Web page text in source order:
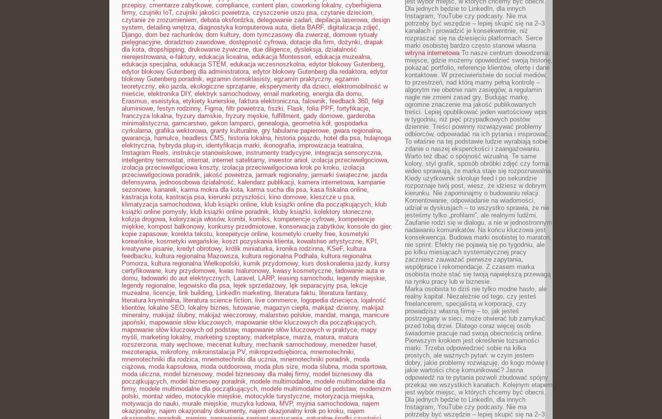
przepisy, cmentarze zabytkowe, compliance, content plan, coworking lokalny, cyberhigiena
firmy, czujniki IoT, czujniki jakości powietrza, czyszczenie uszu psa, czytanie dzieciom,
czytanie ze zrozumieniem, debata oksfordzka, delegowanie zadań, depilacja laserowa, design
system, detailing wnętrza, diagnostyka komputerowa auta, dieta BARF, digitalizacja zdjęć,
Django, dom bez rachunków, dom kultury, dom tymczasowy dla zwierząt, domowe rytuały
pielęgnacyjne, doradztwo zawodowe, dostępność cyfrowa, dotacje dla firm, dożynki, drapak
dla kota, dropshipping, drukowanie żywiczne, due diligence, dysleksja, działalność
nierejestrowana, e-faktury, edukacja licealna, edukacja Montessori, edukacja muzealna,
edukacja specjalna, edukacja STEM , edukacja wczesnoszkolna, edytor blokowy Gutenberg,
edytor blokowy Gutenberg dla administratora, edytor blokowy Gutenberg dla redaktora, edytor
blokowy Gutenberg poradnik, egzamin ósmoklasisty, egzamin praktyczny, egzamin
teoretyczny, eko jazda, ekologiczne sprzątanie, eksperymenty dla dzieci, elektromobilność w
mieście, elektronika DIY, elektryk samochodowy, email marketing, energia dla domu,
Erasmus, eseistyka, etykiety kurierskie, faktura elektroniczna, falownik, feedback 360, felgi
aluminiowe, festyn rodzinny, Figma, filtr powietrza, fiszki, Flask, folia PPF, fortyfikacje,
franczyza lokalna, fryzury damskie, fryzury męskie, fulfillment, gady domowe, garderoba
minimalistyczna, garncarstwo, gekon lamparci, genealogia, geometria kół, gospodarka
cyrkularna, grafika wektorowa, granty kulturalne, gry fabularne papierowe, gwara regionalna,
gwarancja, hamulce, headless CMS, historia lokalna, historia pojazdu, hotel dla psa, hulajnoga
elektryczna, hybryda plug-in, identyfikacja marki, ikonografia, improwizacja teatralna,
Instagram Reels, instrukcje stanowiskowe, instrumenty tradycyjne, integracja sensoryczna,
inteligentny termostat, internat, internet satelitarny, inwestor anioł, izolacja przeciwwilgociowa,
izolacja przeciwwilgociowa koszty, izolacja przeciwwilgociowa krok po kroku, izolacja
przeciwwilgociowa poradnik, jakość powietrza, jarmark regionalny, jarmarki świąteczne, jazda
defensywna, jednoosobowa działalność, kalendarz publikacji, kamera internetowa, kampanie
sezonowe, kanarek, karma mokra dla kota, karma sucha dla psa, kasa fiskalna online,
kastracja kota, kastracja psa, kierunki przyszłości, kino domowe, kleszcze u psa,
klimatyzacja samochodowa, klub książki online, klub książki online dla początkujących, klub
książki online pomysły, klub książki online poradnik, kluby książki, kolektory słoneczne,
kolizja drogowa, koloryzacja włosów, kombi, komiks, kompetencje cyfrowe, kompetencje
miękkie, kompost balkonowy, konkursy przedmiotowe, konserwacja zabytków, konsole do gier,
kopie zapasowe, korekta tekstu, korepetycje online, kosmetyki cruelty free, kosmetyki
koreańskie, kosmetyki wegańskie, koszt pozyskania klienta, kowalstwo artystyczne, KPI ,
kreatywne pisanie, kredyt obrotowy, królik miniaturka, kronika rodzinna, KSeF, kultura
feedbacku, kultura regionalna Mazowsza, kultura regionalna Podhala, kultura regionalna
Pomorza, kultura regionalna Wielkopolski, kurnik przydomowy, kurs doskonalenia jazdy, kursy
certyfikowane, kury przydomowe, kwas hialuronowy, kwasy kosmetyczne, ładowanie auta w
domu, ładowarki do aut elektrycznych, Laravel , LARP, leasing samochodu, legendy miejskie,
legendy regionalne, legowisko dla psa, lejek sprzedażowy, lęk separacyjny psa, lekcje
muzealne, licencje, link building, LinkedIn marketing, literatura faktu, literatura fantasy,
literatura kryminalna, literatura science fiction, live commerce, logopedia dziecięca, lojalność
klientów, lokalne SEO, lokalny biznes, lutowanie, magazyn ciepła, makijaż dzienny, makijaż
mineralny, makijaż ślubny, makijaż wieczorowy, malarstwo polskie, mandat, manga, manicure
japoński, mapowanie słów kluczowych, mapowanie słów kluczowych dla początkujących,
mapowanie słów kluczowych od podstaw, mapowanie słów kluczowych w praktyce, mapy
myśli, marketing lokalny, marketing szeptany, marketplace, marża, matura, matura
rozszerzona, maty węchowe, mecenat kultury, mechanik samochodowy, menedżer haseł,
mezoterapia, mikrofony, mikroinstalacja PV, mikroprzedsiębiorca, mnemotechniki,
mnemotechniki dla rodzica, mnemotechniki dla ucznia, mnemotechniki poradnik, moda
ciążowa, moda kapsułowa, moda outdoorowa, moda plus size, moda ślubna, moda sportowa,
moda uliczna, model biznesowy, model biznesowy dla małej firmy, model biznesowy dla
początkujących, model biznesowy poradnik, modele multimodalne, modele multimodalne dla
firmy, modele multimodalne dla początkujących, modele multimodalne od podstaw, modernizm
polski, montaż wideo, motocykle miejskie, motocykle turystyczne, motoryzacja miejska,
motywacja do nauki, murale miejskie, muzyka ludowa, MVP, myjnia samochodowa, najem
okazjonalny, najem okazjonalny dokumenty, najem okazjonalny krok po kroku, najem
Dla jednych będzie to LinkedIn, dla innych
Instagram, YouTube czy podcasty. Nie ma
potrzeby być wszędzie – lepiej skupić się na 2–3
kanałach i prowadzić je konsekwentnie, niż
rozpraszać się na dziesięciu platformach. Serce
marki osobistej bardzo często stanowi własna
witryna internetowaTo nasze centrum dowodzenia:
miejsce, gdzie możemy opowiedzieć swoją historię,
pokazać portfolio, referencje klientów, ofertę i dane
kontaktowe. W przeciwieństwie do social mediów,
to przestrzeń, nad którą mamy pełną kontrolę –
algorytm nie obetnie nam zasięgów, a regulamin
nagle nie zmieni zasad gry. Budując markę,
ogromne znaczenie ma jakość publikowanych
treści. Lepiej opublikować jeden wartościowy wpis
w tygodniu, niż pięć przypadkowych postów
dziennie. Treści powinny rozwiązywać problemy
odbiorców, odpowiadać na ich pytania i inspirować.
To właśnie na tej podstawie ludzie wyrabiają sobie
zdanie o naszej eksperckości i zaangażowaniu.
Warto też dbać o spójność wizualną. Te same
kolory, styl grafik, sposób obróbki zdjęć czy forma
wideo sprawiają, że marka staje się rozpoznawalna.
Kiedy użytkownik skroluje feed i po sekundzie
rozpoznaje twój post, wiesz, że idziesz w dobrym
kierunku. Nie zapominajmy o budowaniu relacji.
Komentowanie, odpowiadanie na wiadomości,
udział w dyskusjach – to wszystko sprawia, że nie
jesteśmy tylko „profilami”, ale realnymi ludźmi.
Zaufanie rodzi się w dialogu, a nie w jednostronnym
nadawaniu komunikatów. Na końcu kluczowa jest
konsekwencja. Budowa marki osobistej to maraton,
nie sprint. Efekty nie pojawią się po tygodniu, ale
po kilku miesiącach systematycznej pracy
zaczniesz zauważać pierwsze zapytania,
współprace i rekomendacje. Z czasem marka
osobista może stać się twoją największą przewagą
na rynku pracy lub w biznesie.
Marka osobista to dziś nie tylko modne hasło, ale
realny kapitał. Niezależnie od tego, czy jesteś
freelancerem, specjalistą w korporacji, czy
prowadzisz własną firmę – to, jak jesteś
postrzegany w sieci, może otwierać lub zamykać
przed tobą drzwi. Dlatego coraz więcej osób
świadomie pracuje nad swoją obecnością online.
Pierwszym krokiem jest określenie tożsamości
marki. Trzeba odpowiedzieć sobie na kilka
prostych, ale ważnych pytań: w czym jestem
dobry, jakie problemy rozwiązuję, do kogo mówię i
jakie wartości chcę komunikować? Jasna
odpowiedź na te pytania pozwoli zbudować spójny
przekaz we wszystkich kanałach. Kolejnym etapem
jest wybór miejsc, w których chcemy być obecni.
Dla jednych będzie to LinkedIn, dla innych
Instagram, YouTube czy podcasty. Nie ma
potrzeby być wszędzie – lepiej skupić się na 2–3